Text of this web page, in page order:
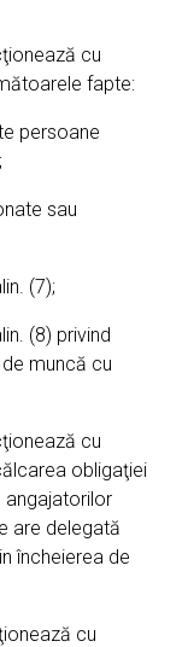
cu
fapte:
persoane
sau
(7);
(8) privind
muncă cu
cu
obligaţiei
angajatorilor
are delegată
încheierea de
cu